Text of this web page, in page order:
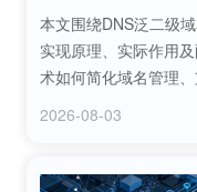
本文围绕DNS泛二级
实现原理、实际作用
术如何简化域名管理
2026-08-03